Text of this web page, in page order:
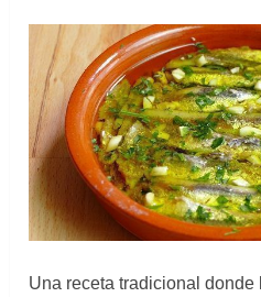
Una receta tradicional donde